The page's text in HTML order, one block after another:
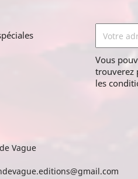
Vous
trouverez
les
Vague